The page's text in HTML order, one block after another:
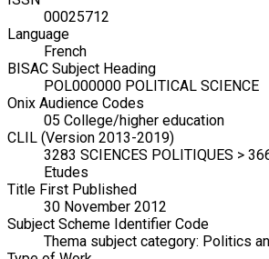
00025712
Language
French
BISAC Subject Heading
POL000000 POLITICAL SCIENCE
Onix Audience Codes
05 College/higher education
CLIL (Version 2013-2019)
3283 SCIENCES POLITIQUES >
Etudes
Title First Published
30 November 2012
Subject Scheme Identifier Code
Thema subject category: Politics